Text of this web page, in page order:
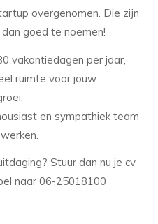
overgenomen. Die zijn
goed te noemen!
vakantiedagen per jaar,
ruimte voor jouw
en sympathiek team
Stuur dan nu je cv
naar 06-25018100